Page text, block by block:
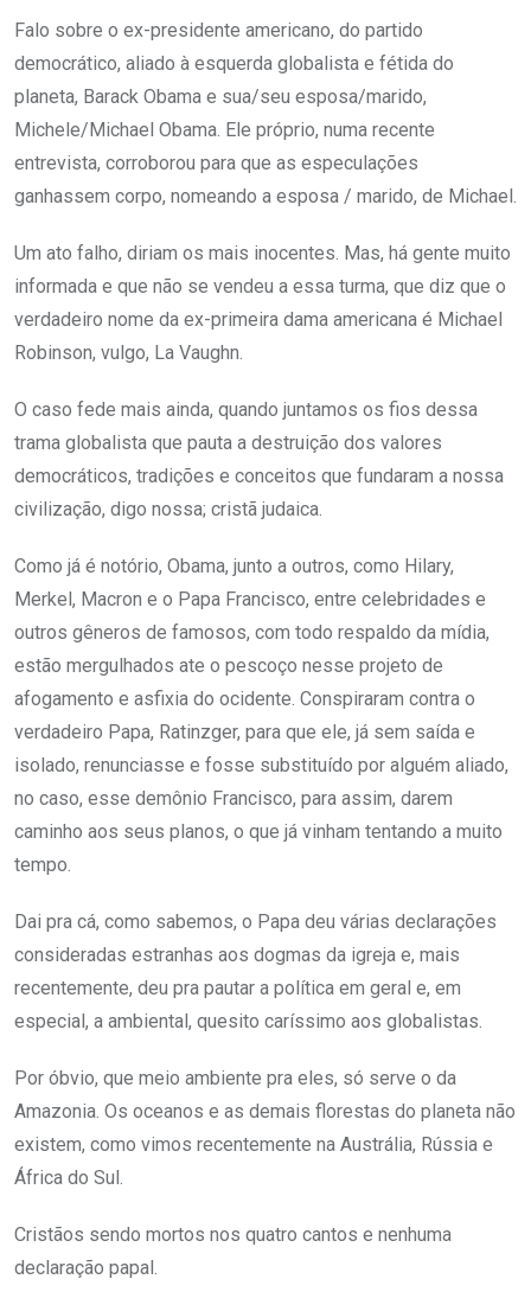
Falo sobre o ex-presidente americano, do partido
democrático, aliado à esquerda globalista e fétida do
planeta, Barack Obama e sua/seu esposa/marido,
Michele/Michael Obama. Ele próprio, numa recente
entrevista, corroborou para que as especulações
ganhassem corpo, nomeando a esposa / marido, de Michael.
Um ato falho, diriam os mais inocentes. Mas, há gente muito
informada e que não se vendeu a essa turma, que diz que o
verdadeiro nome da ex-primeira dama americana é Michael
Robinson, vulgo, La Vaughn.
O caso fede mais ainda, quando juntamos os fios dessa
trama globalista que pauta a destruição dos valores
democráticos, tradições e conceitos que fundaram a nossa
civilização, digo nossa; cristã judaica.
Como já é notório, Obama, junto a outros, como Hilary,
Merkel, Macron e o Papa Francisco, entre celebridades e
outros gêneros de famosos, com todo respaldo da mídia,
estão mergulhados ate o pescoço nesse projeto de
afogamento e asfixia do ocidente. Conspiraram contra o
verdadeiro Papa, Ratinzger, para que ele, já sem saída e
isolado, renunciasse e fosse substituído por alguém aliado,
no caso, esse demônio Francisco, para assim, darem
caminho aos seus planos, o que já vinham tentando a muito
tempo.
Dai pra cá, como sabemos, o Papa deu várias declarações
consideradas estranhas aos dogmas da igreja e, mais
recentemente, deu pra pautar a política em geral e, em
especial, a ambiental, quesito caríssimo aos globalistas.
Por óbvio, que meio ambiente pra eles, só serve o da
Amazonia. Os oceanos e as demais florestas do planeta não
existem, como vimos recentemente na Austrália, Rússia e
África do Sul.
Cristãos sendo mortos nos quatro cantos e nenhuma
declaração papal.